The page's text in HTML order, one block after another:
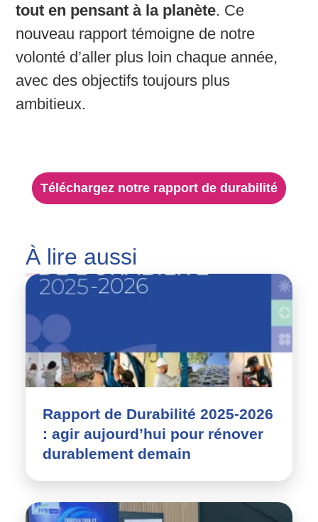
tout en pensant à la planète. Ce
nouveau rapport témoigne de notre
volonté d’aller plus loin chaque année,
avec des objectifs toujours plus
ambitieux.
Téléchargez notre rapport de durabilité
À lire aussi
Rapport de Durabilité 2025-2026
: agir aujourd’hui pour rénover
durablement demain